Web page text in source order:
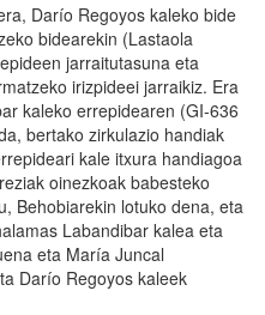
Darío Regoyos kaleko bide
bidearekin (Lastaola
jarraitutasuna eta
irizpideei jarraikiz. Era
kaleko errepidearen (GI-636
bertako zirkulazio handiak
kale itxura handiagoa
oinezkoak babesteko
Behobiarekin lotuko dena, eta
Labandibar kalea eta
eta María Juncal
Darío Regoyos kaleek